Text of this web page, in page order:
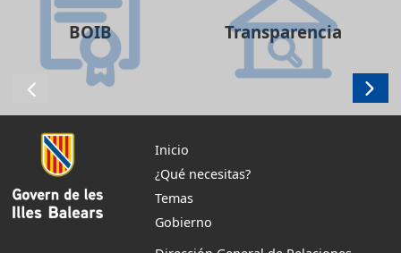
BOIB Transparencia
Inicio
¿Qué necesitas?
Temas
Gobierno